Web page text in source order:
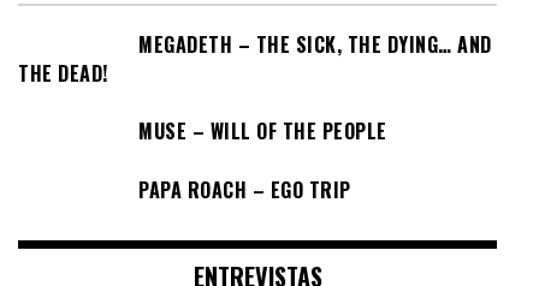
MEGADETH – THE SICK, THE DYING… AND
THE DEAD!
MUSE – WILL OF THE PEOPLE
PAPA ROACH – EGO TRIP
ENTREVISTAS